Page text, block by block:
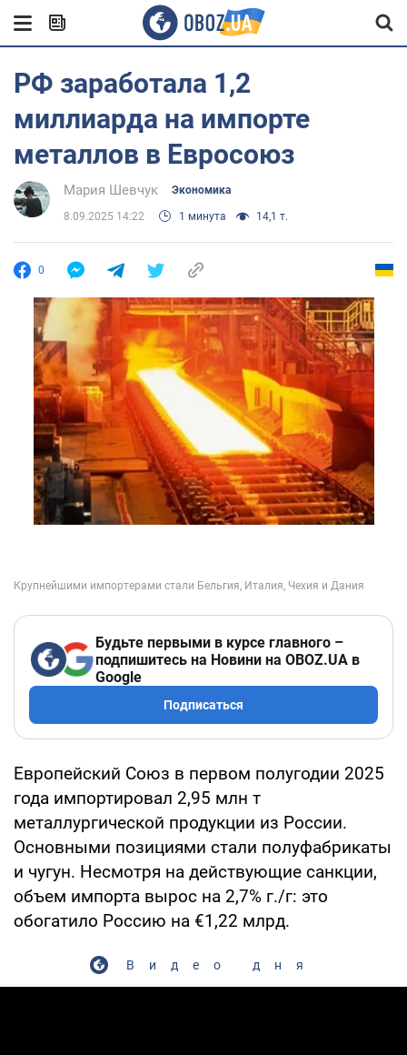
РФ заработала 1,2
миллиарда на импорте
металлов в Евросоюз
Мария Шевчук Экономика
8.09.2025 14:22 1 минута 14,1 т.
0
Будьте первыми в курсе главного –
подпишитесь на Новини на OBOZ.UA в
Google
Подписаться
Европейский Союз в первом полугодии 2025
года импортировал 2,95 млн т
металлургической продукции из России.
Основными позициями стали полуфабрикаты
и чугун. Несмотря на действующие санкции,
объем импорта вырос на 2,7% г./г: это
обогатило Россию на €1,22 млрд.
Видео дня